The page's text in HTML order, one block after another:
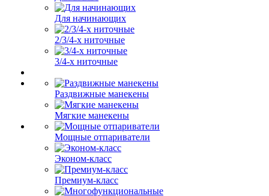
Для начинающих
2/3/4-х ниточные
3/4-х ниточные
Раздвижные манекены
Мягкие манекены
Мощные отпариватели
Эконом-класс
Премиум-класс